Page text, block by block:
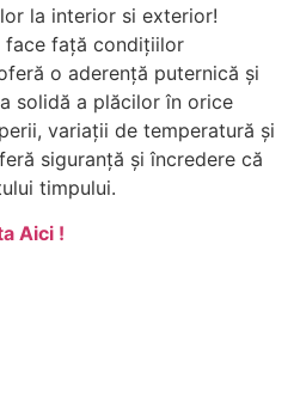
la interior si exterior!
face față condițiilor
o aderență puternică și
solidă a plăcilor în orice
variații de temperatură și
siguranță și încredere că
timpului.
Aici !